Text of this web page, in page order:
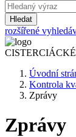
Hledat
rozšířené
CISTERCIÁCKÉ
Úvodní
Kontrola
Zprávy
Zprávy